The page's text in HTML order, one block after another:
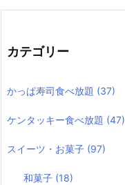
カテゴリー
かっぱ寿司食べ放題 (37)
ケンタッキー食べ放題 (47)
スイーツ・お菓子 (97)
和菓子 (18)